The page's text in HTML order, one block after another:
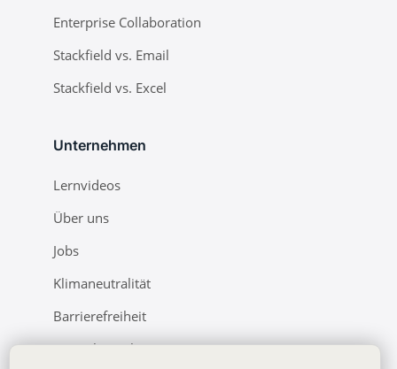
Enterprise Collaboration
Stackfield vs. Email
Stackfield vs. Excel
Unternehmen
Lernvideos
Über uns
Jobs
Klimaneutralität
Barrierefreiheit
Pressebereich